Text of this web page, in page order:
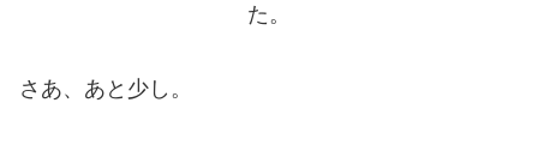
た。
さあ、あと少し。